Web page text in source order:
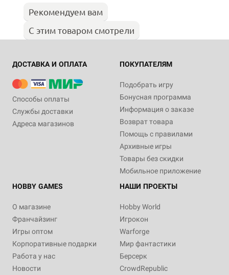
Рекомендуем вам
С этим товаром смотрели
ДОСТАВКА И ОПЛАТА
Способы оплаты
Службы доставки
Адреса магазинов
ПОКУПАТЕЛЯМ
Подобрать игру
Бонусная программа
Информация о заказе
Возврат товара
Помощь с правилами
Архивные игры
Товары без скидки
Мобильное приложение
HOBBY GAMES
О магазине
Франчайзинг
Игры оптом
Корпоративные подарки
Работа у нас
Новости
НАШИ ПРОЕКТЫ
Hobby World
Игрокон
Warforge
Мир фантастики
Берсерк
CrowdRepublic